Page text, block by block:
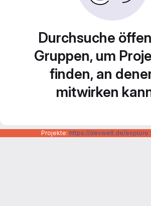
Durchsuche
Gruppen, um
finden, an
mitwirken
Projekte: https://devwelt.de/explore